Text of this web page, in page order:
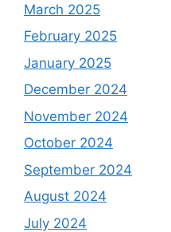
March 2025
February 2025
January 2025
December 2024
November 2024
October 2024
September 2024
August 2024
July 2024